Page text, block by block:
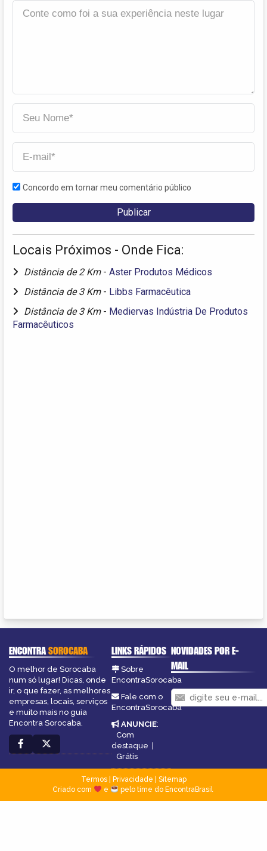
Concordo em tornar meu comentário público
Locais Próximos - Onde Fica:
Distância de 2 Km - Aster Produtos Médicos
Distância de 3 Km - Libbs Farmacêutica
Distância de 3 Km - Mediervas Indústria De Produtos
Farmacêuticos
ENCONTRASOROCABA
O melhor de Sorocaba
num só lugar! Dicas, onde
ir, o que fazer, as melhores
empresas, locais, serviços
e muito mais no guia
Encontra Sorocaba.
LINKS RÁPIDOS
Sobre
EncontraSorocaba
Fale com o
EncontraSorocaba
ANUNCIE:
Com
destaque |
Grátis
NOVIDADES POR E-
MAIL
Termos| Privacidade
Sitemap
Criado com
e pelo time do EncontraBrasil